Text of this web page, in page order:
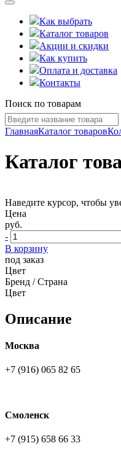
Как выбрать
Каталог товаров
Акции и скидки
Как купить
Оплата и доставка
Контакты
Поиск по товарам
ГлавнаяКаталог товаров
Каталог
Наведите курсор, чтобы
Цена
руб.
-
В корзину
под заказ
Цвет
Бренд / Страна
Цвет
Описание
Москва
+7 (916) 065 82 65
Смоленск
+7 (915) 658 66 33